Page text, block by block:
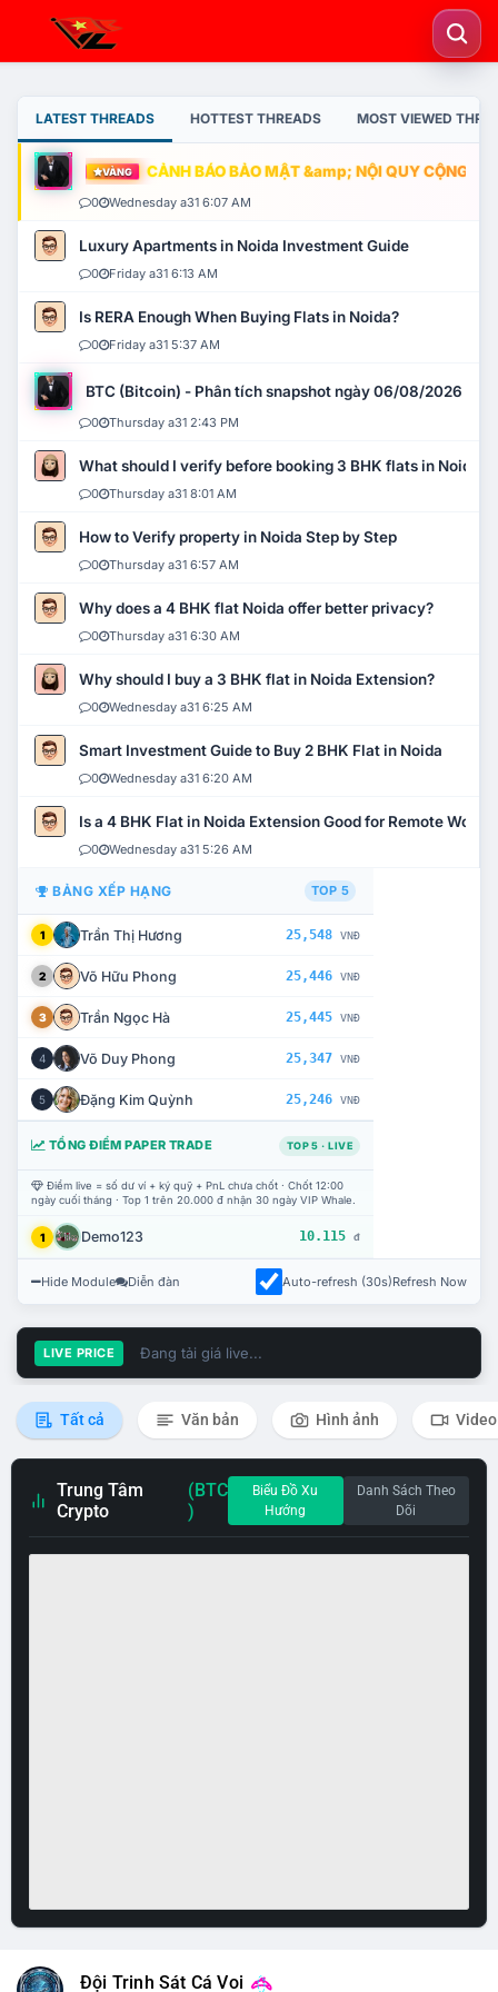
LATEST THREADS HOTTEST THREADS MOST VIEWED
VÀNG CẢNH BÁO BẢO MẬT &amp; NỘI QUY CỘNG
0 Wednesday a31 6:07 AM
Luxury Apartments in Noida Investment Guide
0 Friday a31 6:13 AM
Is RERA Enough When Buying Flats in Noida?
0 Friday a31 5:37 AM
BTC (Bitcoin) - Phân tích snapshot ngày 06/08/2026
0 Thursday a31 2:43 PM
What should I verify before booking 3 BHK flats in Noida?
0 Thursday a31 8:01 AM
How to Verify property in Noida Step by Step
0 Thursday a31 6:57 AM
Why does a 4 BHK flat Noida offer better privacy?
0 Thursday a31 6:30 AM
Why should I buy a 3 BHK flat in Noida Extension?
0 Wednesday a31 6:25 AM
Smart Investment Guide to Buy 2 BHK Flat in Noida
0 Wednesday a31 6:20 AM
Is a 4 BHK Flat in Noida Extension Good for Remote Work?
0 Wednesday a31 5:26 AM
BẢNG XẾP HẠNG TOP 5
1 Trần Thị Hương 25,548 VNĐ
2 Võ Hữu Phong 25,446 VNĐ
3 Trần Ngọc Hà 25,445 VNĐ
4 Võ Duy Phong 25,347 VNĐ
5 Đặng Kim Quỳnh 25,246 VNĐ
TỔNG ĐIỂM PAPER TRADE TOP 5 · LIVE
Điểm live = số dư ví + ký quỹ + PnL chưa chốt · Chốt 12:00
ngày cuối tháng · Top 1 trên 20.000 đ nhận 30 ngày VIP Whale.
1 Demo123 10.115 đ
Hide Module Diễn đàn Auto-refresh (30s)Refresh Now
LIVE PRICE Đang tải giá live...
Tất cả Văn bản Hình ảnh Video
Trung Tâm
Crypto
(BTC
)
Biểu Đồ Xu
Hướng
Danh Sách Theo
Dõi
Đội Trinh Sát Cá Voi